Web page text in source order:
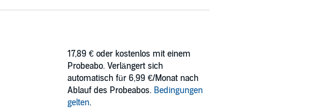
17,89 € oder kostenlos mit einem
Probeabo. Verlängert sich
automatisch für 6,99 €/Monat nach
Ablauf des Probeabos. Bedingungen
gelten.